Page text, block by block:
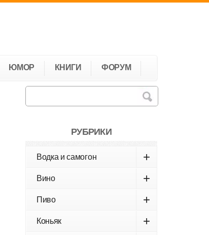
ЮМОР КНИГИ ФОРУМ
РУБРИКИ
Водка и самогон +
Вино +
Пиво +
Коньяк +